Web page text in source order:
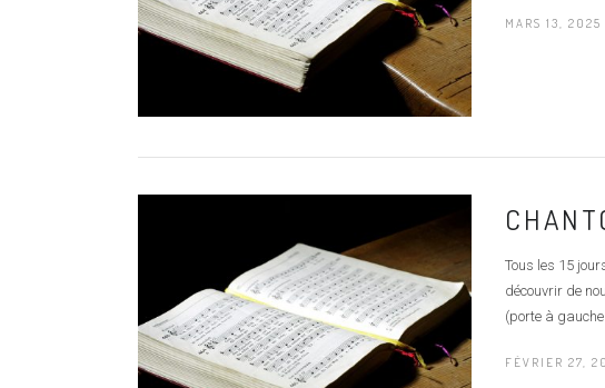
MARS 13, 2025
Tous les 15
découvrir de
(porte à
FÉVRIER 27,